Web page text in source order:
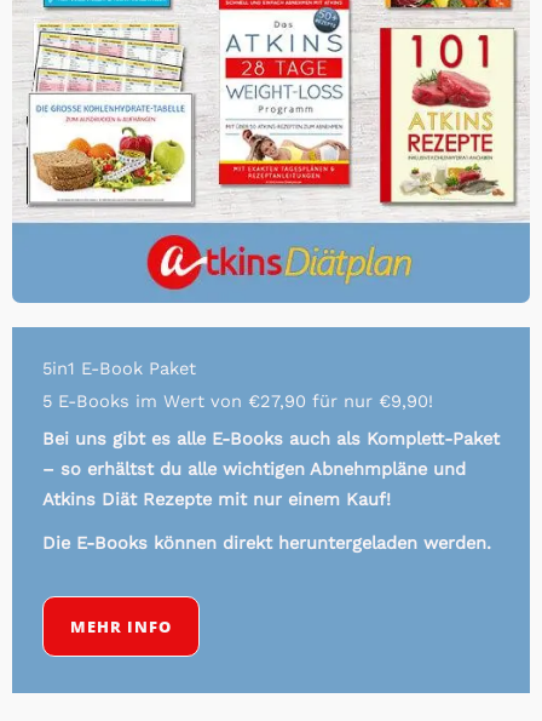
5in1 E-Book Paket
5 E-Books im Wert von €27,90 für nur €9,90!
Bei uns gibt es alle E-Books auch als Komplett-Paket
– so erhältst du alle wichtigen Abnehmpläne und
Atkins Diät Rezepte mit nur einem Kauf!
Die E-Books können direkt heruntergeladen werden.
MEHR INFO